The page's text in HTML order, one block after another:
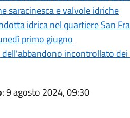
saracinesca e valvole idriche
idrica nel quartiere San
primo giugno
incontrollato
: 9 agosto 2024, 09:30